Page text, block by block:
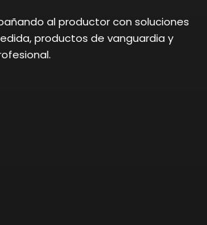
al productor con soluciones
productos de vanguardia y